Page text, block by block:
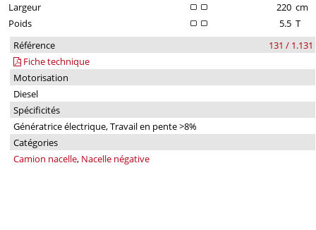
Largeur
220 cm
Poids
5.5 T
Référence
131 / 1.131
Fiche technique
Motorisation
Diesel
Spécificités
Génératrice électrique, Travail en pente >8%
Catégories
Camion nacelle, Nacelle négative